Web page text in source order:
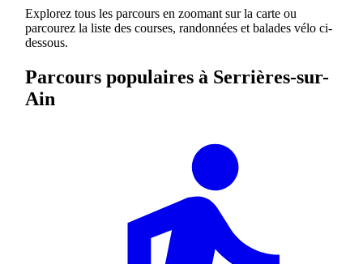
Explorez tous les parcours en zoomant sur la carte ou
parcourez la liste des courses, randonnées et balades vélo ci-
dessous.
Parcours populaires à Serrières-sur-
Ain